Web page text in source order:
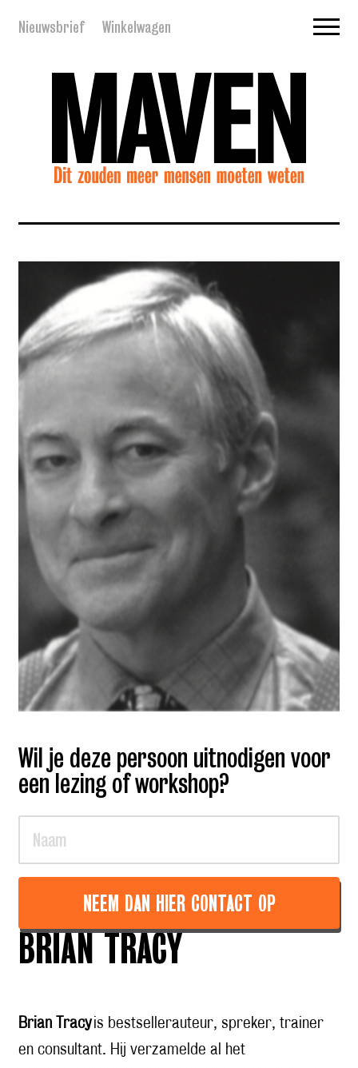
Nieuwsbrief Winkelwagen
Wil je deze persoon uitnodigen voor
een lezing of workshop?
NEEM DAN HIER CONTACT OP
BRIAN TRACY
Brian Tracyis bestsellerauteur, spreker, trainer
en consultant. Hij verzamelde al het